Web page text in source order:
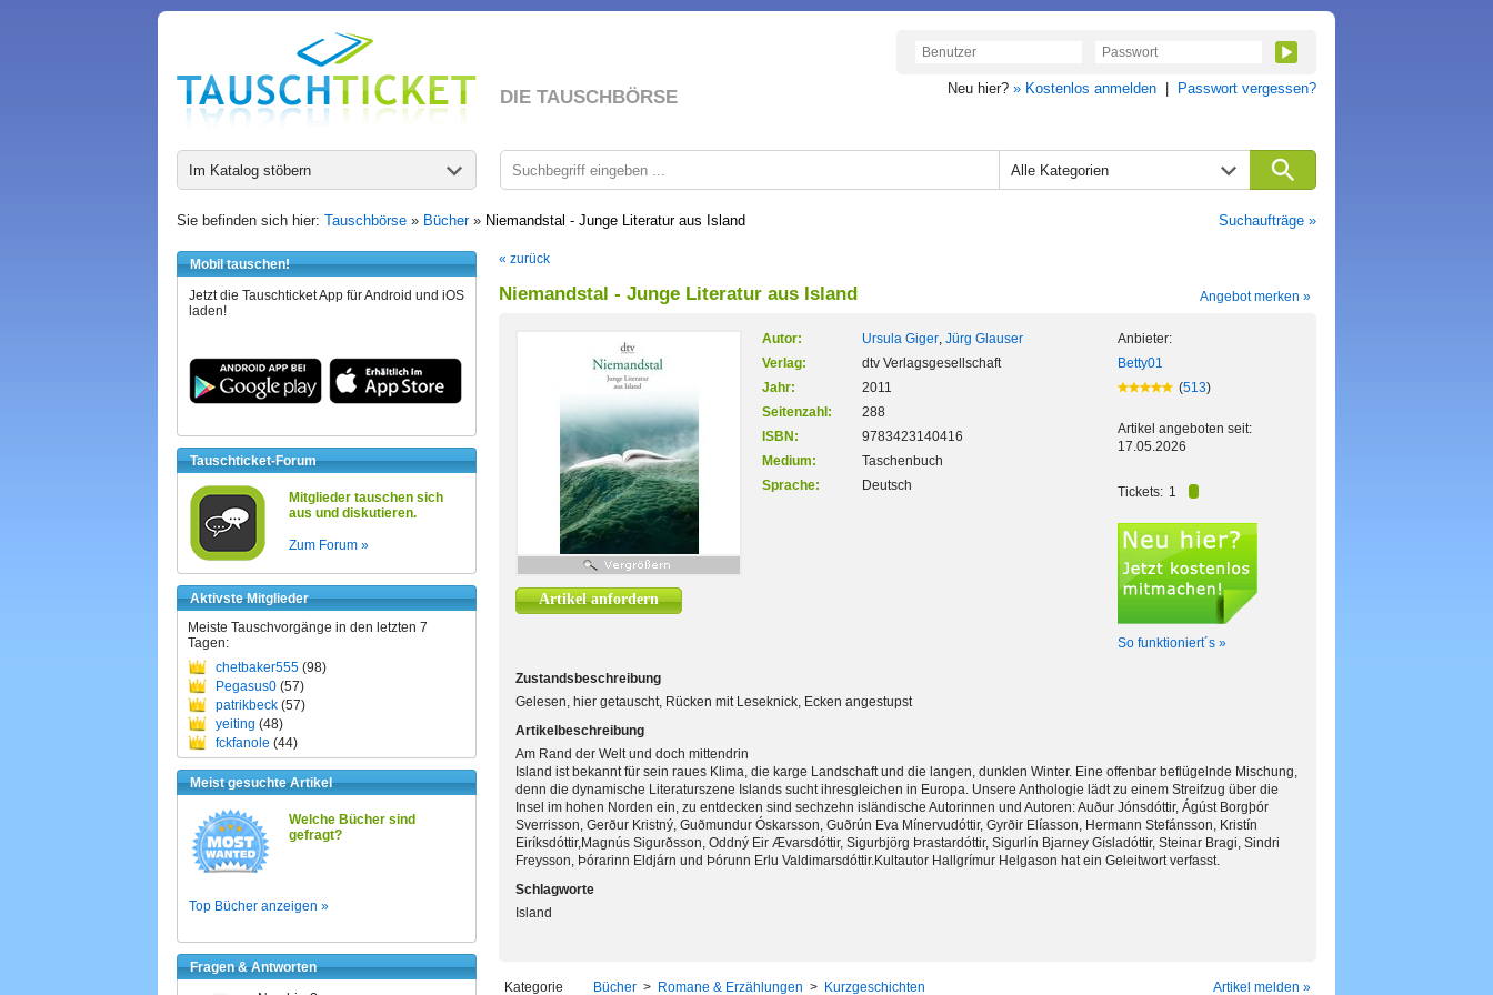
DIE TAUSCHBÖRSE Neu hier? » Kostenlos anmelden Passwort vergessen?
Im Katalog stöbern Alle Kategorien
Sie befinden sich hier: Tauschbörse » Bücher» Niemandstal - Junge Literatur aus Island Suchaufträge »
Mobil tauschen!
Jetzt die Tauschticket App für Android und iOS
laden!
Tauschticket-Forum
Mitglieder tauschen sich
aus und diskutieren.
Zum Forum »
Aktivste Mitglieder
Meiste Tauschvorgänge in den letzten 7
Tagen:
chetbaker555 (98)
Pegasus0 (57)
patrikbeck (57)
yeiting (48)
fckfanole (44)
Meist gesuchte Artikel
Welche Bücher sind
gefragt?
Top Bücher anzeigen »
Fragen & Antworten
« zurück
Niemandstal - Junge Literatur aus Island Angebot merken »
Artikel anfordern
Autor: Ursula Giger, Jürg Glauser
Verlag:
dtv Verlagsgesellschaft
Jahr:
2011
Seitenzahl:
288
ISBN:
9783423140416
Medium:
Taschenbuch
Sprache:
Deutsch
Anbieter:
Betty01
(513)
Artikel angeboten seit:
17.05.2026
Tickets: 1
So funktioniert´s »
Zustandsbeschreibung
Gelesen, hier getauscht, Rücken mit Leseknick, Ecken angestupst
Artikelbeschreibung
Am Rand der Welt und doch mittendrin
Island ist bekannt für sein raues Klima, die karge Landschaft und die langen, dunklen Winter. Eine offenbar beflügelnde Mischung,
denn die dynamische Literaturszene Islands sucht ihresgleichen in Europa. Unsere Anthologie lädt zu einem Streifzug über die
Insel im hohen Norden ein, zu entdecken sind sechzehn isländische Autorinnen und Autoren: Auður Jónsdóttir, Ágúst Borgþór
Sverrisson, Gerður Kristný, Guðmundur Óskarsson, Guðrún Eva Mínervudóttir, Gyrðir Elíasson, Hermann Stefánsson, Kristín
Eiríksdóttir,Magnús Sigurðsson, Oddný Eir Ævarsdóttir, Sigurbjörg Þrastardóttir, Sigurlín Bjarney Gísladóttir, Steinar Bragi, Sindri
Freysson, Þórarinn Eldjárn und Þórunn Erlu Valdimarsdóttir.Kultautor Hallgrímur Helgason hat ein Geleitwort verfasst.
Schlagworte
Island
Kategorie Bücher > Romane & Erzählungen > Kurzgeschichten Artikel melden »